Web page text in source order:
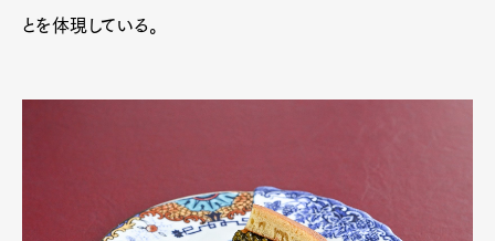
とを体現している。